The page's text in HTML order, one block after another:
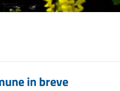
in breve